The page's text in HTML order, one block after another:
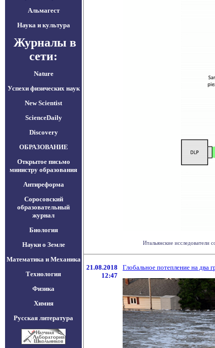
Альмагест
Наука и культура
Журналы в
сети:
Nature
Успехи физических наук
New Scientist
ScienceDaily
Discovery
ОБРАЗОВАНИЕ
Открытое письмо
министру образования
Антиреформа
Соросовский
образовательный
журнал
Биология
Науки о Земле
Математика и Механика
Технология
Физика
Химия
Русская литература
Итальянские исследователи
21.08.2018
12:47
Глобальное потепление на два